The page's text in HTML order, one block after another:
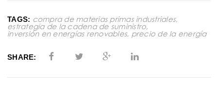
TAGS: compra de materias primas industriales,
estrategia de la cadena de suministro
inversión en energías renovables, precio de la energía
SHARE: